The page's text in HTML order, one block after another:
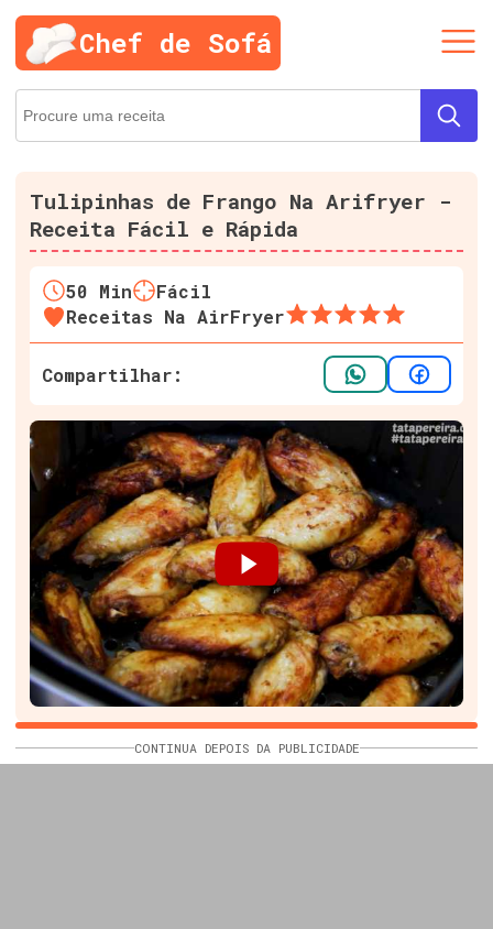
Chef de Sofá
Tulipinhas de Frango Na Arifryer -
Receita Fácil e Rápida
50 Min
Fácil
Receitas Na AirFryer
Compartilhar:
CONTINUA DEPOIS DA PUBLICIDADE